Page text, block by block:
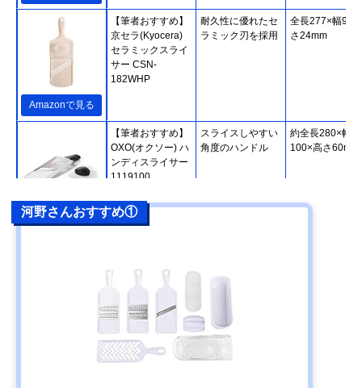
Amazonで見る
【筆者おすすめ】
京セラ(Kyocera)
セラミックスライ
サー CSN-
182WHP
耐久性に優れたセ
ラミック刃を採用
全長277×幅92×
さ24mm
Amazonで見る
【筆者おすすめ】
OXO(オクソー) ハ
ンディスライサー
1119100
スライスしやすい
角度のハンドル
約全長280×幅
100×高さ60mm
(Benriner) プロフ
ェッショナル 万能
野菜調理器 ベンリ
ナー No.64
【筆者おすすめ】
1/4カットのキャ
河野さんおすすめ①